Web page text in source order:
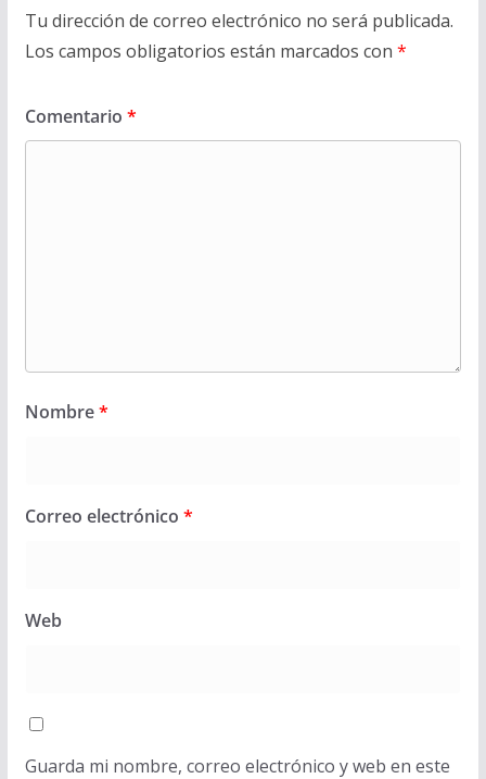
Tu dirección de correo electrónico no será publicada.
Los campos obligatorios están marcados con *
Comentario *
Nombre*
Correo electrónico *
Web
Guarda mi nombre, correo electrónico y web en este